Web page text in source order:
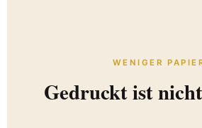
WENIGER
Gedruckt ist